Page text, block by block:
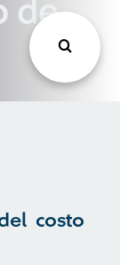
de
costo